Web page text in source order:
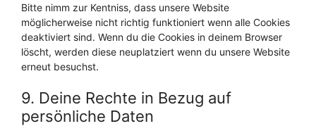
Bitte nimm zur Kentniss, dass unsere Website
möglicherweise nicht richtig funktioniert wenn alle Cookies
deaktiviert sind. Wenn du die Cookies in deinem Browser
löscht, werden diese neuplatziert wenn du unsere Website
erneut besuchst.
9. Deine Rechte in Bezug auf
persönliche Daten